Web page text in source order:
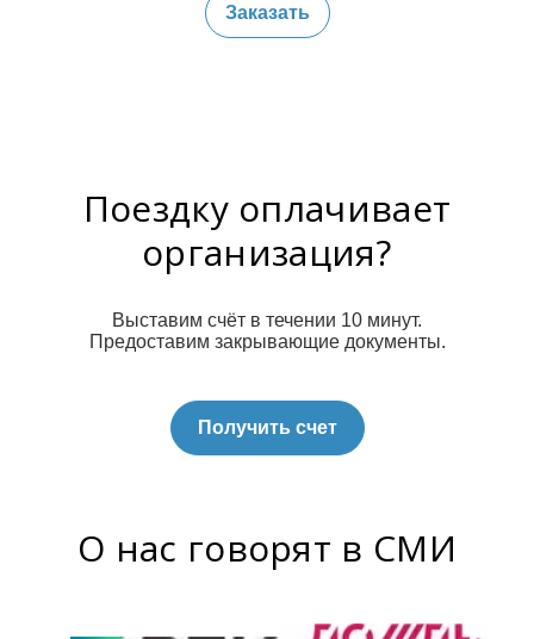
Заказать
Поездку оплачивает
организация?
Выставим счёт в течении 10 минут.
Предоставим закрывающие документы.
Получить счет
О нас говорят в СМИ